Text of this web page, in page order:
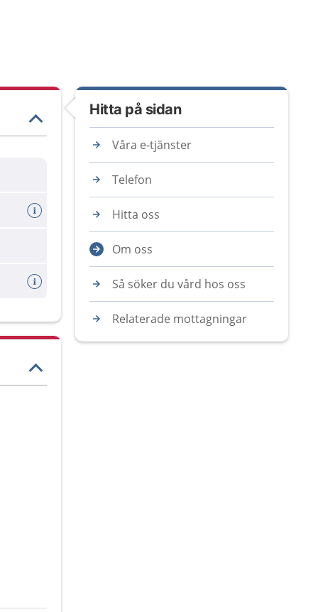
Hitta på sidan
Våra e-tjänster
Telefon
Hitta oss
Om oss
Så söker du vård hos oss
Relaterade mottagningar